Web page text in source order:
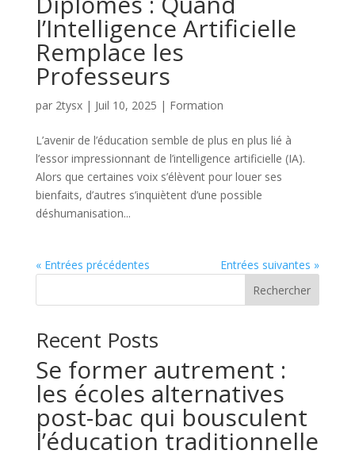
l’Intelligence Artificielle
Remplace les
Professeurs
par 2tysx| Juil 10, 2025 | Formation
L’avenir de l’éducation semble de plus en plus lié à
l’essor impressionnant de l’intelligence artificielle (IA).
Alors que certaines voix s’élèvent pour louer ses
bienfaits, d’autres s’inquiètent d’une possible
déshumanisation...
« Entrées précédentes
Entrées suivantes »
Rechercher
Recent Posts
Se former autrement :
les écoles alternatives
post-bac qui bousculent
l’éducation traditionnelle